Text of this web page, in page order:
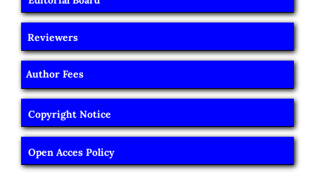
Reviewers
Author Fees
Copyright Notice
Open Acces Policy